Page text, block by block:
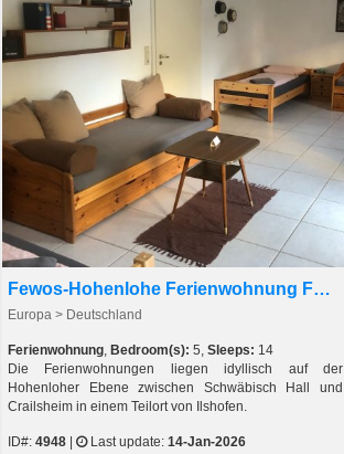
Fewos-Hohenlohe Ferienwohnung Ferienhaus
Europa > Deutschland
Ferienwohnung, Bedroom(s): 5, Sleeps: 14
Die Ferienwohnungen liegen idyllisch auf der
Hohenloher Ebene zwischen Schwäbisch Hall und
Crailsheim in einem Teilort von Ilshofen.
ID#: 4948 Last update: 14-Jan-2026